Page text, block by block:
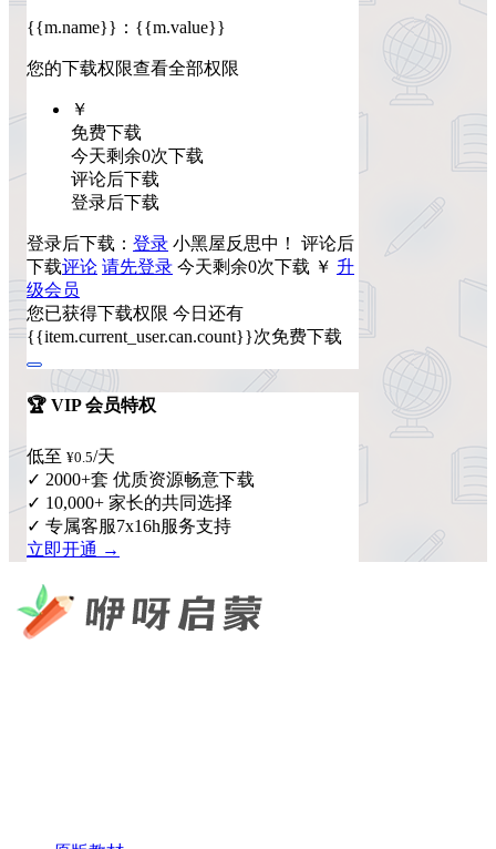
{{m.name}} ： {{m.value}}
您的下载权限查看全部权限
￥
免费下载
今天剩余0次下载
评论后下载
登录后下载
登录后下载： 登录 小黑屋反思中！ 评论后
下载评论 请先登录 今天剩余0次下载 ￥ 升
级会员
您已获得下载权限 今日还有
{{item.current_user.can.count}}次免费下载
🏆 VIP 会员特权
低至 ¥0.5/天
✓ 2000+套 优质资源畅意下载
✓ 10,000+ 家长的共同选择
✓ 专属客服7x16h服务支持
立即开通 →